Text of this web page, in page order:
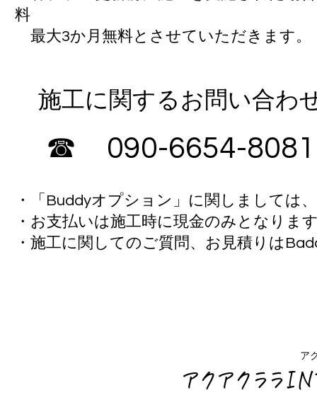
料
最大3か月無料とさせていただきま
施工に関するお問い合わ
☎ 090-6654-
・「Buddyオプション」に関しましては
・お支払いは施工時に現金のみとなりま
・施工に関してのご質問、お見積りは
ア
アクアクラ